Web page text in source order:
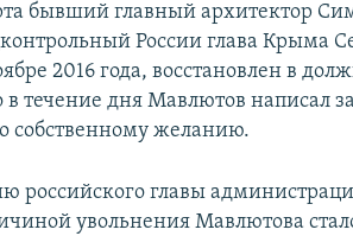
бывший главный архитектор
России глава Крыма
2016 года, восстановлен в
в течение дня Мавлютов написал
собственному желанию.
российского главы
увольнения Мавлютова